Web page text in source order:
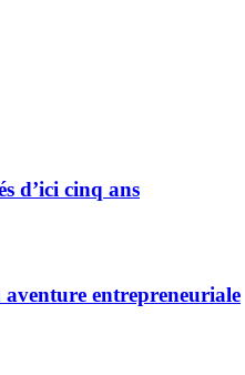
d’ici cinq ans
entrepreneuriale